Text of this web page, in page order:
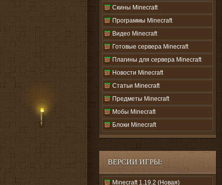
Скины Minecraft
Программы Minecraft
Видео Minecraft
Готовые сервера Minecraft
Плагины для сервера Minecraft
Новости Minecraft
Статьи Minecraft
Предметы Minecraft
Мобы Minecraft
Блоки Minecraft
ВЕРСИИ ИГРЫ:
Minecraft 1.19.2 (Новая)